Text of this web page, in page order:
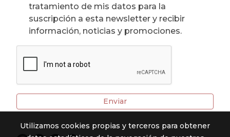
tratamiento de mis datos para la
suscripción a esta newsletter y recibir
información, noticias y promociones.
Enviar
Utilizamos cookies propias y terceros para obtener